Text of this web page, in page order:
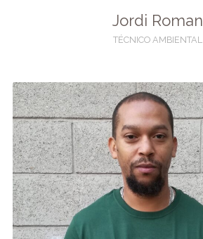
Jordi Roman
TÉCNICO AMBIENTAL